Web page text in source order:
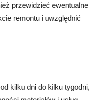
przewidzieć ewentualne
remontu i uwzględnić
kilku dni do kilku tygodni,